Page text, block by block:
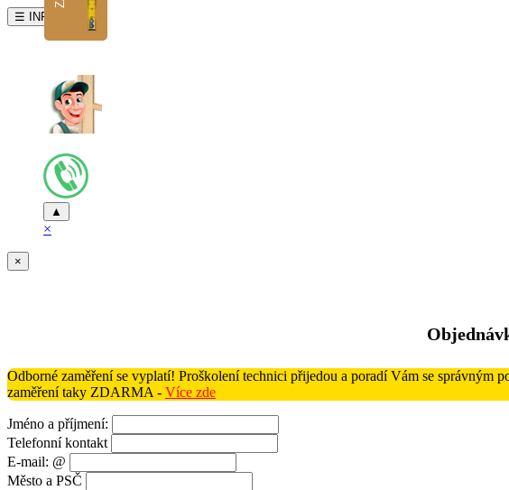
☰ INFO
▲
×
×
Odborné zaměření se vyplatí! Proškolení technici přijedou a poradí Vám se správným
zaměření taky ZDARMA - Více zde
Jméno a příjmení:
Telefonní kontakt
E-mail: @
Město a PSČ